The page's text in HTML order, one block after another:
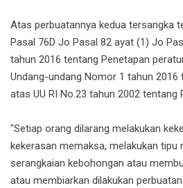
Atas perbuatannya kedua tersangka
Pasal 76D Jo Pasal 82 ayat (1) Jo
tahun 2016 tentang Penetapan
Undang-undang Nomor 1 tahun 2016
atas UU RI No.23 tahun 2002 tentang
"Setiap orang dilarang melakukan
kekerasan memaksa, melakukan tipu
serangkaian kebohongan atau
atau membiarkan dilakukan